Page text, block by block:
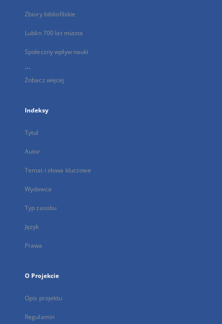
Zbiory bibliofilskie
Lublin 700 lat miasta
Społeczny wpływ nauki
...
Zobacz więcej
Indeksy
Tytuł
Autor
Temat i słowa kluczowe
Wydawca
Typ zasobu
Język
Prawa
O Projekcie
Opis projektu
Regulamin